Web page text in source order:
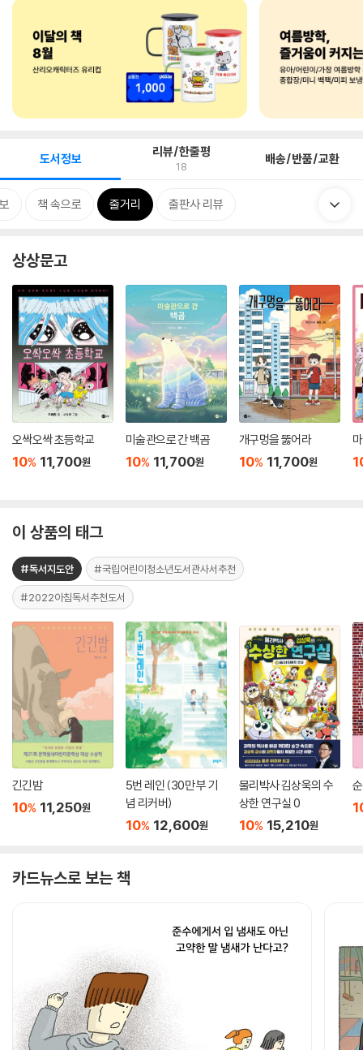
도서정보 리뷰/한줄평
18 배송/반품/교환
책 속으로 줄거리 출판사 리뷰
상상문고
오싹오싹 초등학교
10% 11,700원
미술관으로 간 백곰
10% 11,700원
개구멍을 뚫어라
10% 11,700원
이 상품의 태그
#독서지도안 #국립어린이청소년도서관사서추천
#2022아침독서추천도서
긴긴밤
10% 11,250원
5번 레인 (30만 부 기
념 리커버)
10% 12,600원
물리박사 김상욱의 수
상한 연구실 0
10% 15,210원
카드뉴스로 보는 책